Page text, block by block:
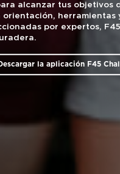
alcanzar tus objetivos
orientación,
por expertos,
la aplicación F45